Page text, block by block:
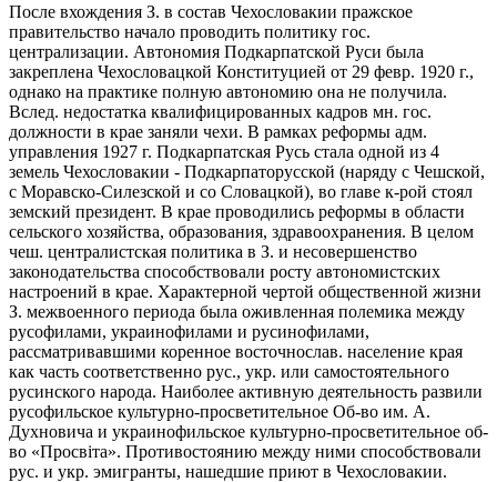
После вхождения З. в состав Чехословакии пражское
правительство начало проводить политику гос.
централизации. Автономия Подкарпатской Руси была
закреплена Чехословацкой Конституцией от 29 февр. 1920 г.,
однако на практике полную автономию она не получила.
Вслед. недостатка квалифицированных кадров мн. гос.
должности в крае заняли чехи. В рамках реформы адм.
управления 1927 г. Подкарпатская Русь стала одной из 4
земель Чехословакии - Подкарпаторусской (наряду с Чешской,
с Моравско-Силезской и со Словацкой), во главе к-рой стоял
земский президент. В крае проводились реформы в области
сельского хозяйства, образования, здравоохранения. В целом
чеш. централистская политика в З. и несовершенство
законодательства способствовали росту автономистских
настроений в крае. Характерной чертой общественной жизни
З. межвоенного периода была оживленная полемика между
русофилами, украинофилами и русинофилами,
рассматривавшими коренное восточнослав. население края
как часть соответственно рус., укр. или самостоятельного
русинского народа. Наиболее активную деятельность развили
русофильское культурно-просветительное Об-во им. А.
Духновича и украинофильское культурно-просветительное об-
во «Просвiта». Противостоянию между ними способствовали
рус. и укр. эмигранты, нашедшие приют в Чехословакии.